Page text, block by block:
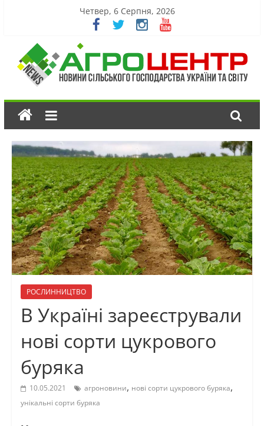
Четвер, 6 Серпня, 2026
РОСЛИННИЦТВО
В Україні зареєстрували
нові сорти цукрового
буряка
10.05.2021 агроновини, нові сорти цукрового буряка,
унікальні сорти буряка